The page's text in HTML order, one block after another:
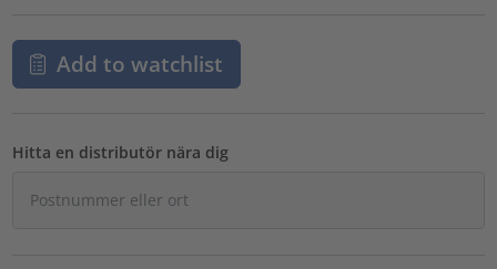
Add to watchlist
Hitta en distributör nära dig